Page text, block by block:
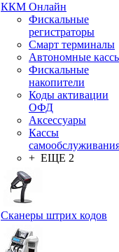
ККМ Онлайн
Фискальные
регистраторы
Смарт терминалы
Автономные
Фискальные
накопители
Коды активации
ОФД
Аксессуары
Кассы
+ ЕЩЕ 2
Сканеры штрих кодов